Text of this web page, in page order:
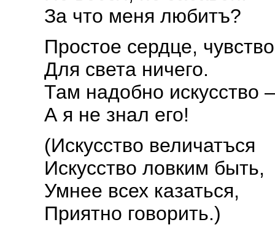
За что меня любитъ?
Простое сердце,
Для света ничего.
Там надобно искусство
А я не знал его!
(Искусство величатъся
Искусство ловким быть,
Умнее всех казаться,
Приятно говорить.)